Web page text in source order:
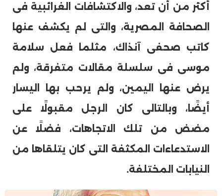
أكثر من أن تعد، والاكتشافات الغرائبية فى
الصحافة المصرية، والتى لم يكشف عنها
كاتب صحفى آنذاك، مثلما فعل سلامة
موسى فى سلسلة مقالات متفرقة، ولم
يرض عنها اليمين، ولم يرحب بها اليسار
أيضًا، وبالتالى كان الرجل مقبولًا على
مضض من تلك الاتجاهات، فضلًا عن
الاستدعاءات المكثفة التى كان يتلقاها من
النيابات المختلفة.